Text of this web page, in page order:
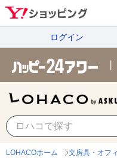
ログイン
LOHACOホーム 文房具・オフ